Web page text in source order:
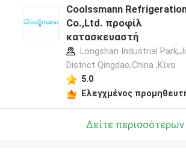
Coolssmann
Co.,Ltd. προφίλ
κατασκευαστή
Longshan Industrial
District Qingdao,China ,Κίνα
5.0
Ελεγχμένος
Δείτε περισσότερων